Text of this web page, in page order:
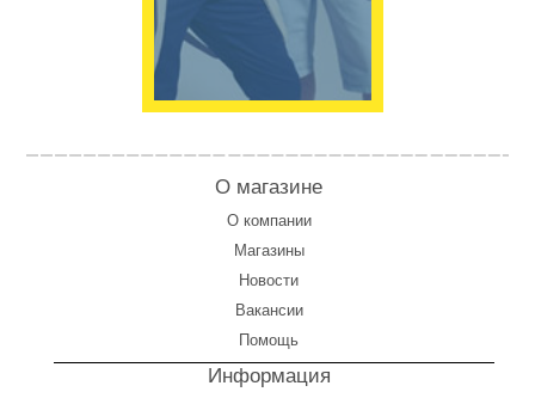
О магазине
О компании
Магазины
Новости
Вакансии
Помощь
Информация